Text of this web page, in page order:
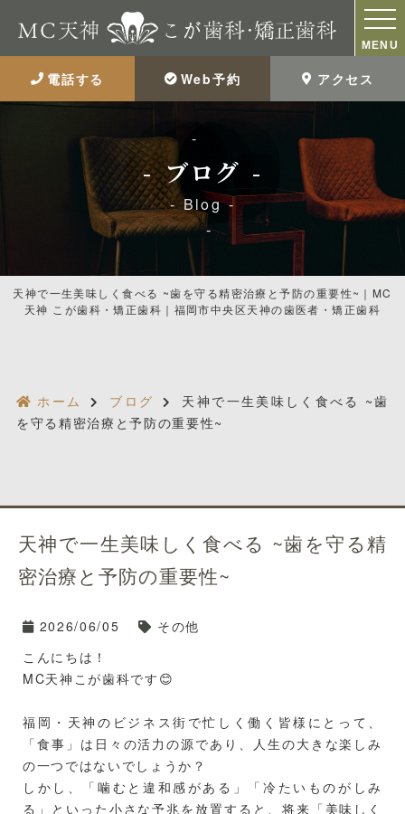
MENU
電話する Web予約 アクセス
ブログ
Blog
天神で一生美味しく食べる ~歯を守る精密治療と予防の重要性~｜MC
天神 こが歯科・矯正歯科｜福岡市中央区天神の歯医者・矯正歯科
ホーム ブログ
天神で一生美味しく食べる ~歯
を守る精密治療と予防の重要性~
天神で一生美味しく食べる ~歯を守る精
密治療と予防の重要性~
2026/06/05
その他
こんにちは！
MC天神こが歯科です😊
福岡・天神のビジネス街で忙しく働く皆様にとって、
「食事」は日々の活力の源であり、人生の大きな楽しみ
の一つではないでしょうか？
しかし、「噛むと違和感がある」「冷たいものがしみ
る」といった小さな予兆を放置すると、将来「美味しく